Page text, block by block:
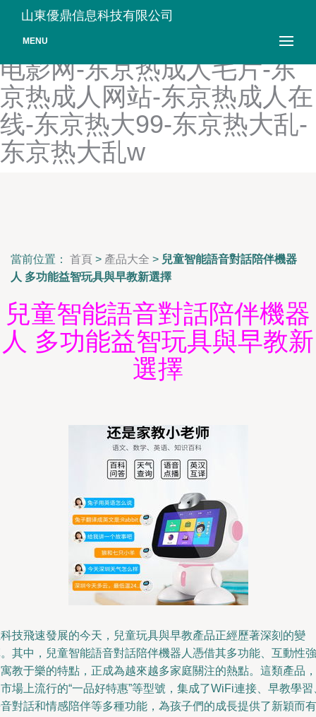
东京热不卡-东京热成人AⅤ-
东京热成人电影-东京热成人
电影网-东京热成人毛片-东
京热成人网站-东京热成人在
线-东京热大99-东京热大乱-
东京热大乱w
山東優鼎信息科技有限公司
MENU
當前位置： 首頁 > 產品大全 > 兒童智能語音對話陪伴機器
人 多功能益智玩具與早教新選擇
兒童智能語音對話陪伴機器
人 多功能益智玩具與早教新
選擇
技飛速發展的今天，兒童玩具與早教產品正經歷著深刻的變
其中，兒童智能語音對話陪伴機器人憑借其多功能、互動性強
教于樂的特點，正成為越來越多家庭關注的熱點。這類產品，
場上流行的“一品好特惠”等型號，集成了WiFi連接、早教學習
對話和情感陪伴等多種功能，為孩子們的成長提供了新穎而有